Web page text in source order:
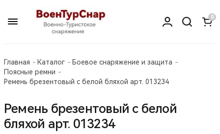
0
Главная Каталог
Боевое снаряжение и защита
Поясные ремни
Ремень брезентовый с белой бляхой арт. 013234
Ремень брезентовый с белой
бляхой арт. 013234